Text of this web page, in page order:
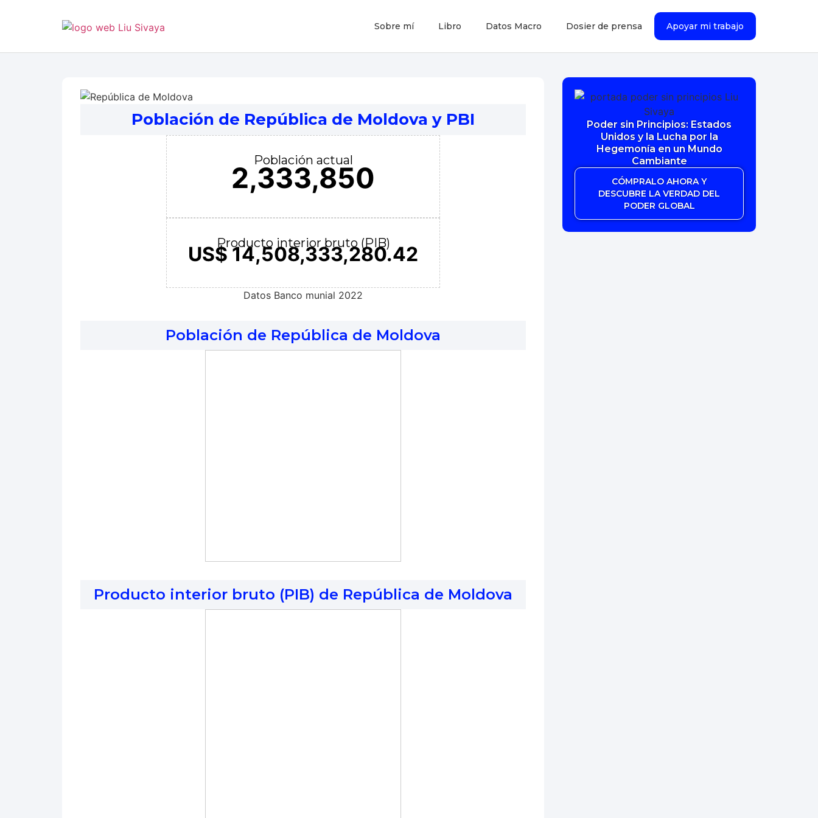
Sobre mí Libro Datos Macro Dosier de prensa Apoyar mi trabajo
Población de República de Moldova y PBI
Población actual
2,333,850
Producto interior bruto (PIB)
US$ 14,508,333,280.42
Datos Banco munial 2022
Población de República de Moldova
Producto interior bruto (PIB) de República de Moldova
Poder sin Principios: Estados
Unidos y la Lucha por la
Hegemonía en un Mundo
Cambiante
CÓMPRALO AHORA Y
DESCUBRE LA VERDAD DEL
PODER GLOBAL